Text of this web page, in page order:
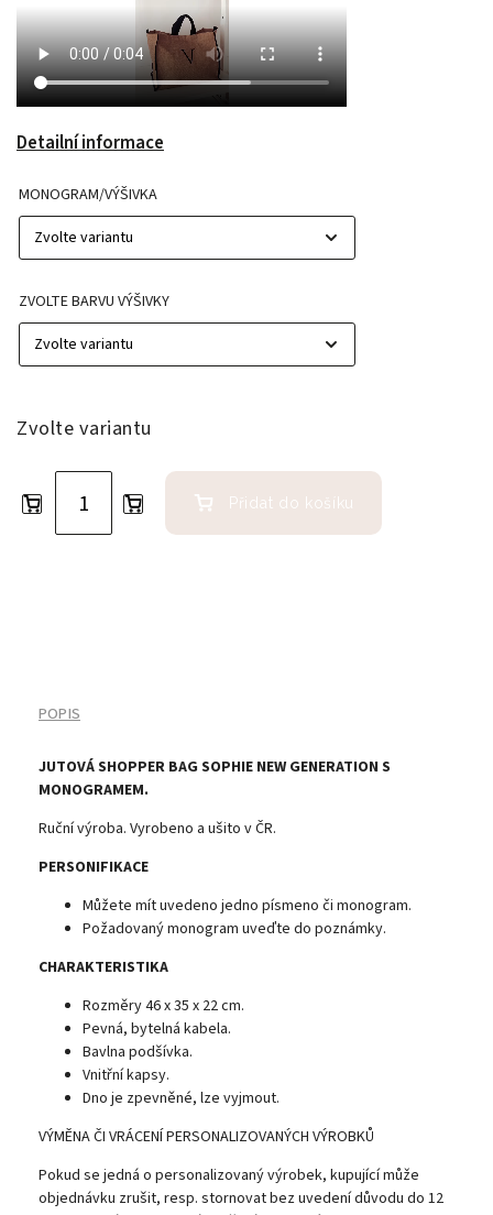
Detailní informace
MONOGRAM/VÝŠIVKA
ZVOLTE BARVU VÝŠIVKY
Zvolte variantu
Přidat do košíku
POPIS
JUTOVÁ SHOPPER BAG SOPHIE NEW GENERATION S
MONOGRAMEM.
Ruční výroba. Vyrobeno a ušito v ČR.
PERSONIFIKACE
Můžete mít uvedeno jedno písmeno či monogram.
Požadovaný monogram uveďte do poznámky.
CHARAKTERISTIKA
Rozměry 46 x 35 x 22 cm.
Pevná, bytelná kabela.
Bavlna podšívka.
Vnitřní kapsy.
Dno je zpevněné, lze vyjmout.
VÝMĚNA ČI VRÁCENÍ PERSONALIZOVANÝCH VÝROBKŮ
Pokud se jedná o personalizovaný výrobek, kupující může
objednávku zrušit, resp. stornovat bez uvedení důvodu do 12